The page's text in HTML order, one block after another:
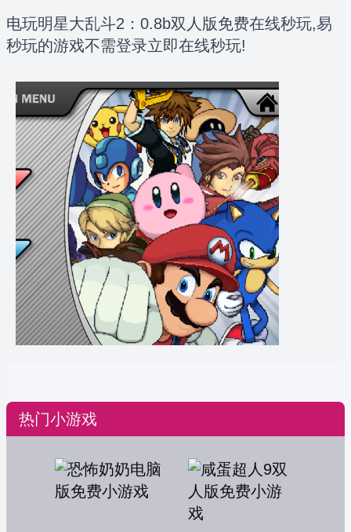
电玩明星大乱斗2：0.8b双人版免费在线秒玩,易
秒玩的游戏不需登录立即在线秒玩!
热门小游戏